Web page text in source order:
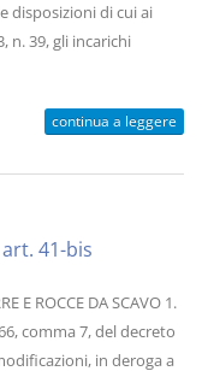
disposizioni di cui ai
n. 39, gli incarichi
continua a leggere
41-bis
E ROCCE DA SCAVO 1.
comma 7, del decreto
in deroga a